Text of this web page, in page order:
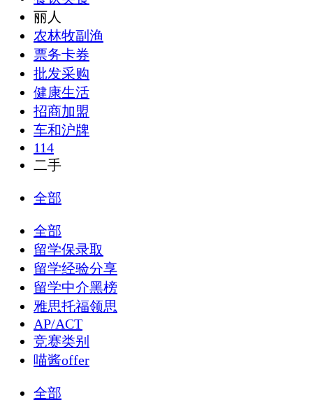
丽人
农林牧副渔
票务卡券
批发采购
健康生活
招商加盟
车和沪牌
114
二手
全部
全部
留学保录取
留学经验分享
留学中介黑榜
雅思托福领思
AP/ACT
竞赛类别
喵酱offer
全部